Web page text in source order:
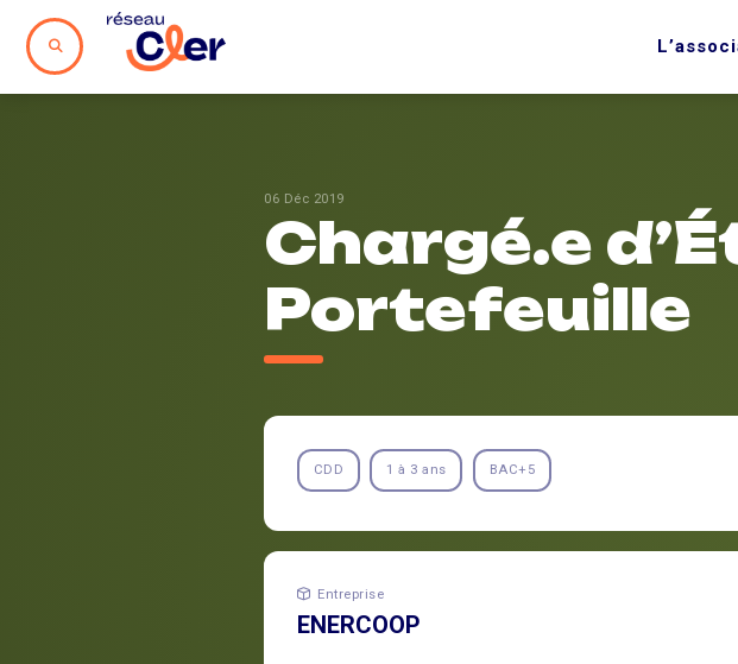
06 Déc 2019
Chargé.e
Portefeuille
CDD 1 à 3 ans BAC+5
Entreprise
ENERCOOP